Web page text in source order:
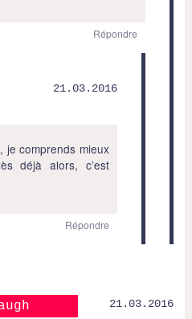
Répondre
21.03.2016
je comprends mieux
déjà alors, c’est
Répondre
21.03.2016